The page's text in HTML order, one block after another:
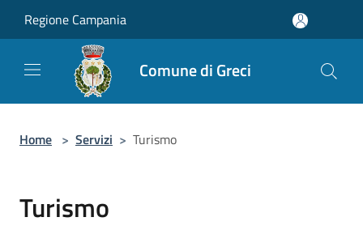
Regione Campania
Comune di Greci
Home > Servizi > Turismo
Turismo